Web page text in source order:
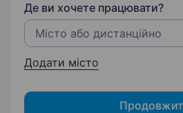
Де ви хочете працювати?
Додати місто